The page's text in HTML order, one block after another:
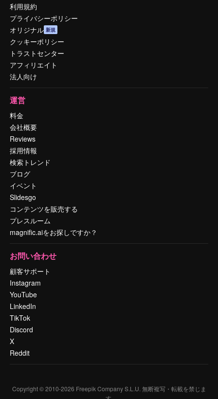
利用規約
プライバシーポリシー
オリジナル 新規
クッキーポリシー
トラストセンター
アフィリエイト
法人向け
運営
料金
会社概要
Reviews
採用情報
検索トレンド
ブログ
イベント
Slidesgo
コンテンツを販売する
プレスルーム
magnific.aiをお探しですか？
お問い合わせ
顧客サポート
Instagram
YouTube
LinkedIn
TikTok
Discord
X
Reddit
Copyright © 2010-2026 Freepik Company S.L.U. 無断複写・転載を禁じま